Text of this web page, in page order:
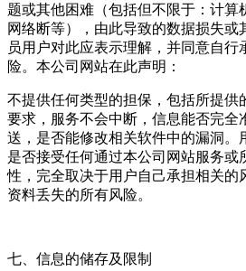
题或其他困难（包括但不限于：计算
网络断等），由此导致的数据损失或
员用户对此应表示理解，并同意自行
险。本公司网站在此声明：
不提供任何类型的担保，包括所提供
要求，服务不会中断，信息能否完全
送，是否能修改相关软件中的漏洞。
是否接受任何通过本公司网站服务或
性，完全取决于用户自己承担相关的
资料丢失的所有风险。
七、信息的储存及限制